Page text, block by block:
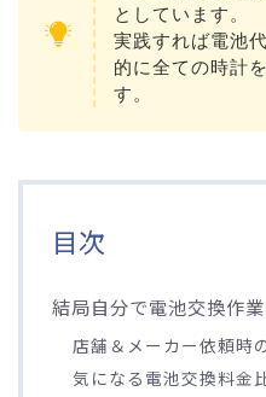
としています。
実践すれば電池
的に全ての時計
す。
目次
結局自分で電池交換作
店舗＆メーカー依頼時
気になる電池交換料金